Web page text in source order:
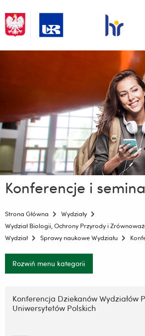
Konferencje i
Strona Główna
Wydziały
Wydział Biologii, Ochrony Przyrody i
Wydział
Sprawy naukowe Wydziału
Rozwiń menu kategorii
nawigację
Konferencja Dziekanów Wydziałów
Uniwersytetów Polskich